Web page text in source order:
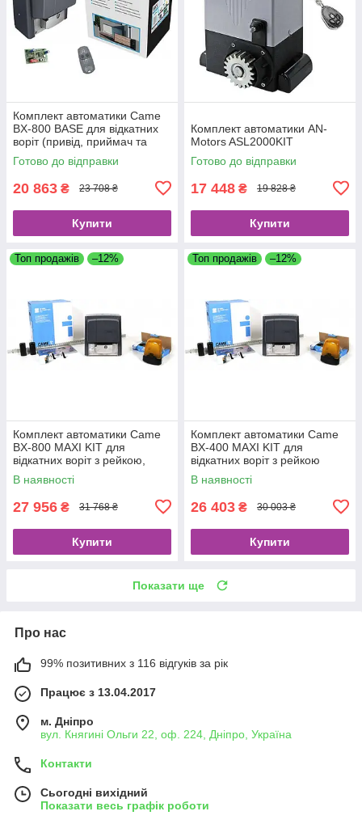
Комплект автоматики Came
BX-800 BASE для відкатних
воріт (привід, приймач та
пульт)
Готово до відправки
20 863 ₴ 23 708 ₴
Купити
Комплект автоматики AN-
Motors ASL2000KIT
Готово до відправки
17 448 ₴ 19 828 ₴
Купити
Топ продажів –12%
Комплект автоматики Came
BX-800 MAXI KIT для
відкатних воріт з рейкою,
лампою та фотоелементами
В наявності
27 956 ₴ 31 768 ₴
Купити
Топ продажів –12%
Комплект автоматики Came
BX-400 MAXI KIT для
відкатних воріт з рейкою
лампою, фотоелементами та
пультами
В наявності
26 403 ₴ 30 003 ₴
Купити
Показати ще
Про нас
99% позитивних з 116 відгуків за рік
Працює з 13.04.2017
м. Дніпро
вул. Княгині Ольги 22, оф. 224, Дніпро, Україна
Контакти
Сьогодні вихідний
Показати весь графік роботи